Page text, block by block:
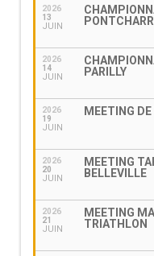
2026
13
JUIN
2026
14
JUIN
PARILLY
2026
19
JUIN
MEETING
2026
20
JUIN
MEETING
BELLEVILLE
2026
21
JUIN
MEETING
TRIATHLON